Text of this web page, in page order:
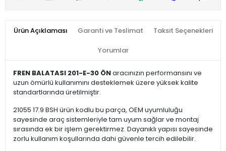
Ürün Açıklaması Garanti ve Teslimat Taksit Seçenekleri
Yorumlar
FREN BALATASI 201-E-30 ÖNaracınızın performansını ve
uzun ömürlü kullanımını desteklemek üzere yüksek kalite
standartlarında üretilmiştir.
21055 17.9 BSH ürün kodlu bu parça, OEM uyumluluğu
sayesinde araç sistemleriyle tam uyum sağlar ve montaj
sırasında ek bir işlem gerektirmez. Dayanıklı yapısı sayesinde
zorlu kullanım koşullarında dahi güvenle tercih edilebilir.